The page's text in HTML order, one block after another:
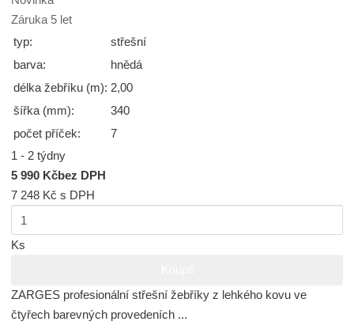
Záruka 5 let
typ:
střešní
barva:
hnědá
délka žebříku (m): 2,00
šířka (mm):
340
počet příček:
7
1 - 2 týdny
5 990 Kčbez DPH
7 248 Kčs DPH
Ks
ZARGES profesionální střešní žebříky z lehkého kovu ve
čtyřech barevných provedeních ...